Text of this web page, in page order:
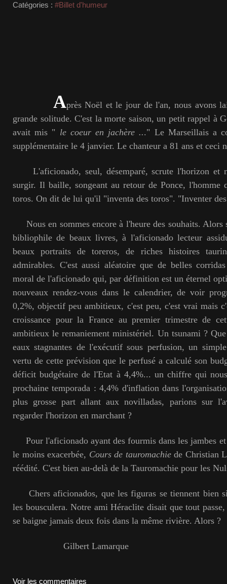
Catégories : #Billet d'humeur
Après Noël et le jour de l'an, nous avons
grande solitude. C'est la morte saison, un petit rappel à
avait mis " le coeur en jachère ..." Le Marseillais a
supplémentaire le 4 janvier. Le chanteur a 81 ans et ceci
L'aficionado, seul, désemparé, scrute l'horizon et
surgir. Il baille, songeant au retour de Ponce, l'homme
toros. On dit de lui qu'il "inventa des toros". "Inventer
Nous en sommes encore à l'heure des souhaits. Alors
bibliophile de beaux livres, à l'aficionado lecteur
beaux portraits de toreros, de riches histoires
admirables. C'est aussi aléatoire que de belles
moral de l'aficionado qui, par définition est un éternel
nouveaux rendez-vous dans le calendrier, de voir
0,2%, objectif peu ambitieux, c'est peu, c'est vrai mais
croissance pour la France au premier trimestre de
ambitieux le remaniement ministériel. Un tsunami ?
eaux stagnantes de l'exécutif sous perfusion, un
vertu de cette prévision que le perfusé a calculé son
déficit budgétaire de l'Etat à 4,4%... un chiffre qui
prochaine temporada : 4,4% d'inflation dans
plus grosse part allant aux novilladas, parions sur
regarder l'horizon en marchant ?
Pour l'aficionado ayant des fourmis dans les jambes
le moins exacerbée, Cours de tauromachiede Christian
réédité. C'est bien au-delà de la Tauromachie pour les
Chers aficionados, que les figuras se tiennent bien
les bousculera. Notre ami Héraclite disait que tout
se baigne jamais deux fois dans la même rivière. Alors ?
Gilbert Lamarque
Voir les commentaires